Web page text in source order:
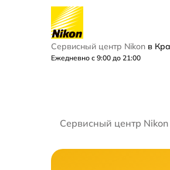
Сервисный центр Nikon в
Ежедневно с 9:00 до 21:00
Сервисный центр Nikon